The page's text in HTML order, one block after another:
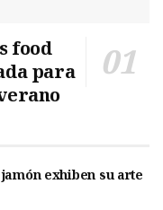
food
para
exhiben su arte